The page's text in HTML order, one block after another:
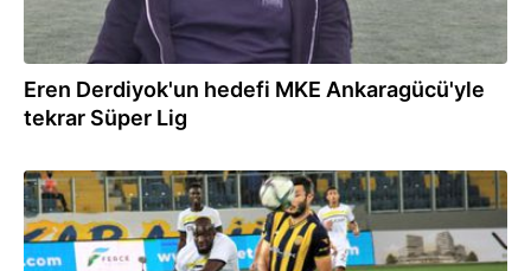
Eren Derdiyok'un hedefi MKE Ankaragücü'yle
tekrar Süper Lig
20.09.2021